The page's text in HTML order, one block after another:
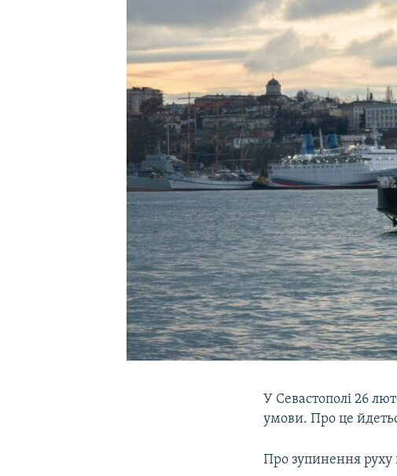
УКРАЇНСЬКА ПРОБЛЕМА КРИМУ
У Севастополі 26
умови. Про це
Про зупинення руху